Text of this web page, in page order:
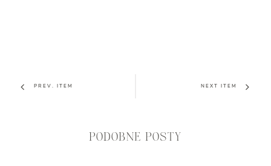
PREV. ITEM NEXT ITEM
PODOBNE POSTY